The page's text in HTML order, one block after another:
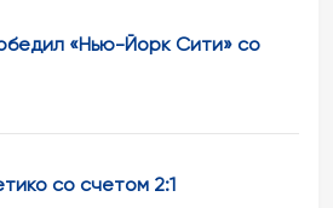
«Нью-Йорк Сити» со
со счетом 2:1